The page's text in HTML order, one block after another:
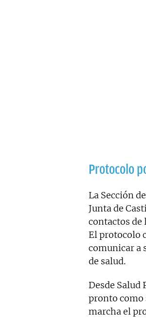
Protocolo
La Sección
Junta de
contactos de
El protocolo
comunicar a
de salud.
Desde
pronto como
marcha el